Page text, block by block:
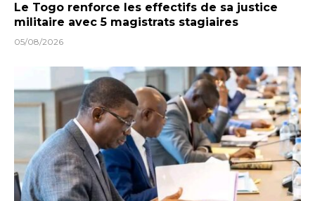
Le Togo renforce les effectifs de sa justice
militaire avec 5 magistrats stagiaires
05/08/2026